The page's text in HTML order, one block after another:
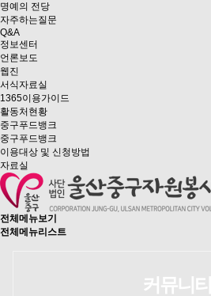
명예의 전당
자주하는질문
Q&A
정보센터
언론보도
웹진
서식자료실
1365이용가이드
활동처현황
중구푸드뱅크
중구푸드뱅크
이용대상 및 신청방법
자료실
전체메뉴보기
전체메뉴리스트
커뮤니티